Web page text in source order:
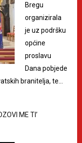
Bregu
organizirala
je uz podršku
općine
proslavu
Dana pobjede
branitelja, te…
ME TI’